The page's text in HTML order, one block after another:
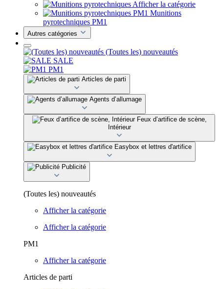
Afficher la catégorie
Munitions
pyrotechniques PM1
Autres catégories
(Toutes les) nouveautés
SALE
PM1
Articles de parti
Agents d’allumage
Feux d’artifice de scène,
Intérieur
Easybox et lettres d'artifice
Publicité
(Toutes les) nouveautés
Afficher la catégorie
Afficher la catégorie
PM1
Afficher la catégorie
Articles de parti